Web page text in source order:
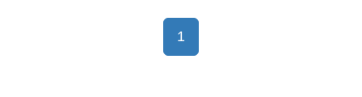
1